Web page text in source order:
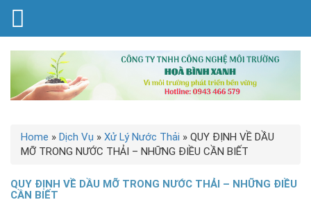
Home » Dịch Vụ » Xử Lý Nước Thải » QUY ĐỊNH VỀ DẦU
MỠ TRONG NƯỚC THẢI – NHỮNG ĐIỀU CẦN BIẾT
QUY ĐỊNH VỀ DẦU MỠ TRONG NƯỚC THẢI – NHỮNG ĐIỀU
CẦN BIẾT